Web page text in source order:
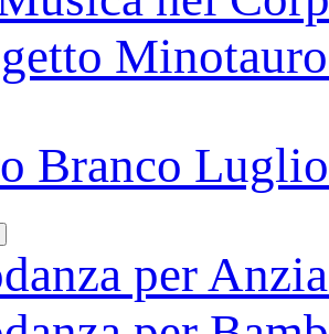
Branco
per